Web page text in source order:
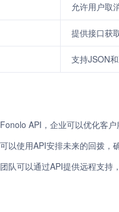
允许用户取
提供接口获
支持JSON
API，企业可以优化客
以使用API安排未来的回拨，
队可以通过API提供远程支持